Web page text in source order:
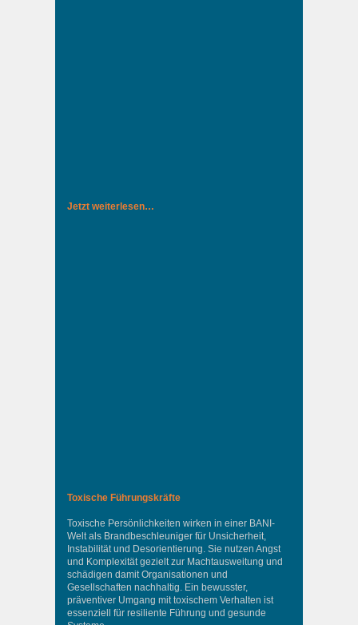
Jetzt weiterlesen…
Toxische Führungskräfte
Toxische Persönlichkeiten wirken in einer BANI-
Welt als Brandbeschleuniger für Unsicherheit,
Instabilität und Desorientierung. Sie nutzen Angst
und Komplexität gezielt zur Machtausweitung und
schädigen damit Organisationen und
Gesellschaften nachhaltig. Ein bewusster,
präventiver Umgang mit toxischem Verhalten ist
essenziell für resiliente Führung und gesunde